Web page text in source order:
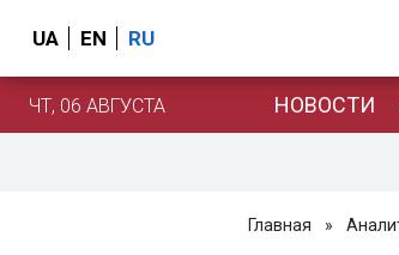
UA EN RU
ЧТ, 06 АВГУСТА НОВОСТИ
Главная »